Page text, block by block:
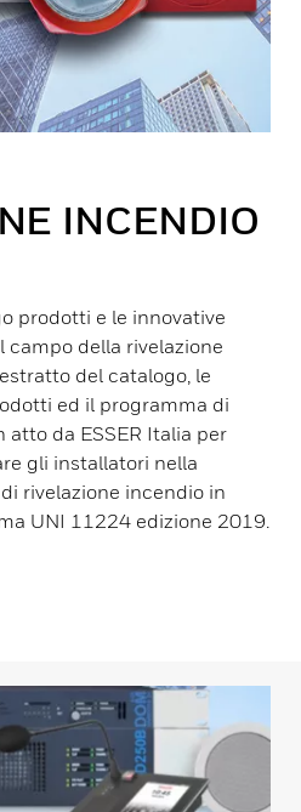
INCENDIO
prodotti e le innovative
campo della rivelazione
del catalogo, le
ed il programma di
da ESSER Italia per
gli installatori nella
rivelazione incendio in
UNI 11224 edizione 2019.